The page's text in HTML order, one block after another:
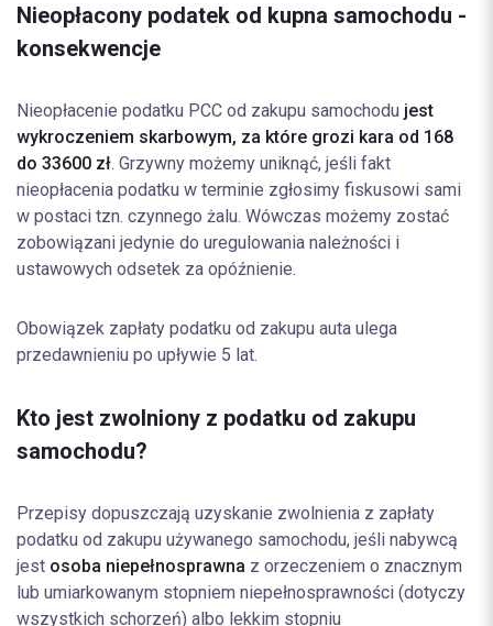
Nieopłacony podatek od kupna samochodu -
konsekwencje
Nieopłacenie podatku PCC od zakupu samochodu jest
wykroczeniem skarbowym, za które grozi kara od 168
do 33600 zł. Grzywny możemy uniknąć, jeśli fakt
nieopłacenia podatku w terminie zgłosimy fiskusowi sami
w postaci tzn. czynnego żalu. Wówczas możemy zostać
zobowiązani jedynie do uregulowania należności i
ustawowych odsetek za opóźnienie.
Obowiązek zapłaty podatku od zakupu auta ulega
przedawnieniu po upływie 5 lat.
Kto jest zwolniony z podatku od zakupu
samochodu?
Przepisy dopuszczają uzyskanie zwolnienia z zapłaty
podatku od zakupu używanego samochodu, jeśli nabywcą
jest osoba niepełnosprawna z orzeczeniem o znacznym
lub umiarkowanym stopniem niepełnosprawności (dotyczy
wszystkich schorzeń) albo lekkim stopniu